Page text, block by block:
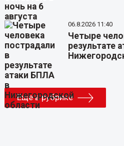
06.8.2026 11:40
Четыре
результате
Еще в рубрике